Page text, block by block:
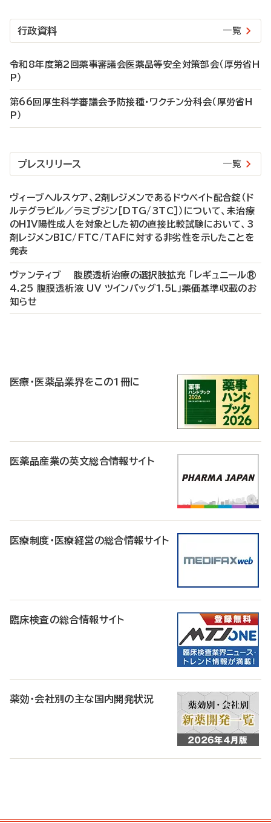
行政資料 一覧
令和8年度第2回薬事審議会医薬品等安全対策部会（厚労省H
P）
第66回厚生科学審議会予防接種・ワクチン分科会（厚労省H
P）
プレスリリース 一覧
ヴィーブヘルスケア、2剤レジメンであるドウベイト配合錠（ド
ルテグラビル／ラミブジン［DTG/3TC］）について、未治療
のHIV陽性成人を対象とした初の直接比較試験において、3
剤レジメンBIC/FTC/TAFに対する非劣性を示したことを
発表
ヴァンティブ 腹膜透析治療の選択肢拡充 「レギュニール®
4.25 腹膜透析液 UV ツインバッグ1.5L」薬価基準収載のお
知らせ
医療・医薬品業界をこの1冊に
医薬品産業の英文総合情報サイト
医療制度・医療経営の総合情報サイト
臨床検査の総合情報サイト
薬効・会社別の主な国内開発状況